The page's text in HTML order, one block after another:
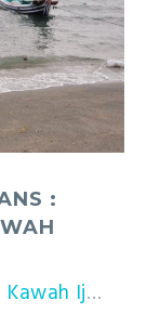
:
Kawah Ijen